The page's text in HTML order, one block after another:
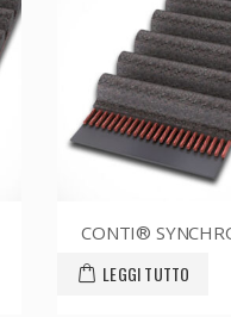
LEGGI TUTTO